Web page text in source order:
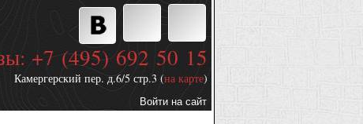
+7 (495) 692 50 15
Камергерский пер. д.6/5 стр.3 (на карте)
Дополнительные
Войти на сайт